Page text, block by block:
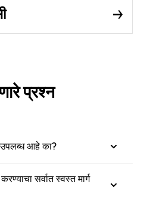
प्रश्न
आहे का?
सर्वात स्वस्त मार्ग